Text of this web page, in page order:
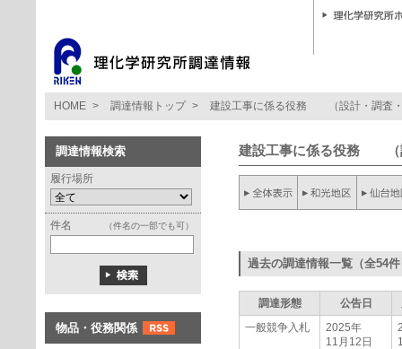
HOME > 調達情報トップ > 建設工事に係る役務 （設計・調査
調達情報検索
履行場所
件名 （件名の一部でも可）
物品・役務関係
建設工事に係る役務 （
過去の調達情報一覧（全54
調達形態 公告日
一般競争入札
2025年
11月12日